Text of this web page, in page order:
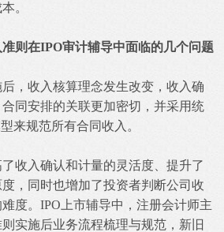
。
则在IPO审计辅导中面临的几个问题
，收入核算理念发生改变，收入确
同安排的关联更加密切，并采用统
来规范所有合同收入。
收入确认和计量的灵活度、提升了
，同时也增加了投资者判断公司收
度。IPO上市辅导中，注册会计师主
实施后业务流程梳理与规范，新旧